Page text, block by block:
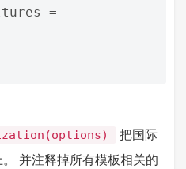
=
把国际
并注释掉所有模板相关的